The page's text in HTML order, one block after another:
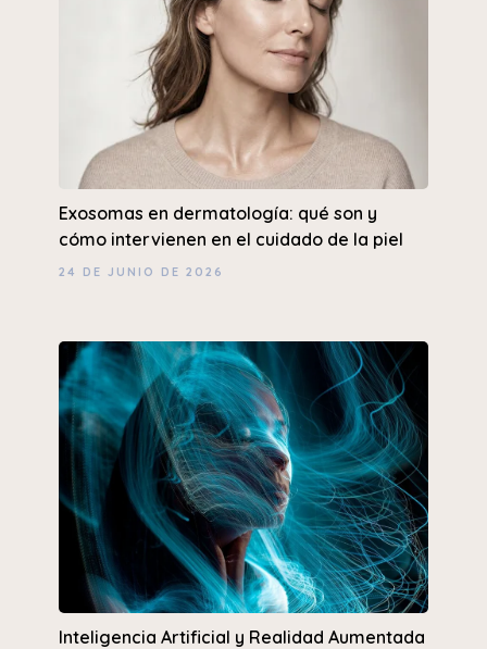
Exosomas en dermatología: qué son y
cómo intervienen en el cuidado de la piel
24 DE JUNIO DE 2026
Inteligencia Artificial y Realidad Aumentada